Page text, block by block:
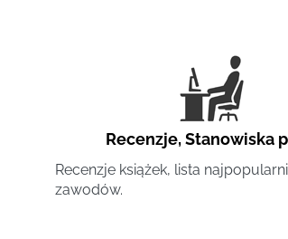
Recenzje,Stanowiska
Recenzje książek, lista
zawodów.